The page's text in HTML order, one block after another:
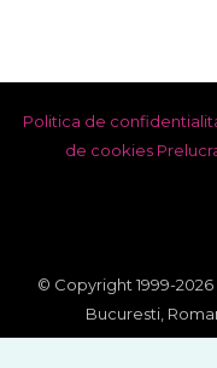
Politica de
de cookies
© Copyright 1999-2026
Bucuresti,
Imaginile si textele